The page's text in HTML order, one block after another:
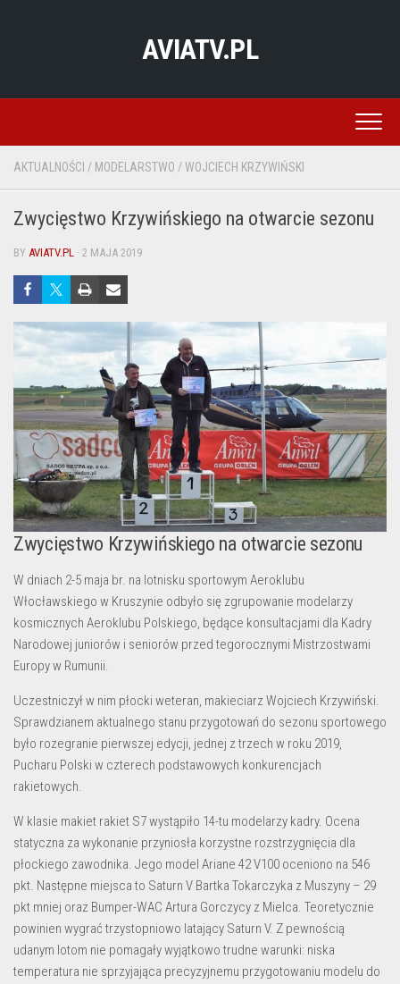
AVIATV.PL
AKTUALNOŚCI / MODELARSTWO /WOJCIECH KRZYWIŃSKI
Zwycięstwo Krzywińskiego na otwarcie sezonu
BY AVIATV.PL · 2 MAJA 2019
Zwycięstwo Krzywińskiego na otwarcie sezonu
W dniach 2-5 maja br. na lotnisku sportowym Aeroklubu
Włocławskiego w Kruszynie odbyło się zgrupowanie modelarzy
kosmicznych Aeroklubu Polskiego, będące konsultacjami dla Kadry
Narodowej juniorów i seniorów przed tegorocznymi Mistrzostwami
Europy w Rumunii.
Uczestniczył w nim płocki weteran, makieciarz Wojciech Krzywiński.
Sprawdzianem aktualnego stanu przygotowań do sezonu sportowego
było rozegranie pierwszej edycji, jednej z trzech w roku 2019,
Pucharu Polski w czterech podstawowych konkurencjach
rakietowych.
W klasie makiet rakiet S7 wystąpiło 14-tu modelarzy kadry. Ocena
statyczna za wykonanie przyniosła korzystne rozstrzygnięcia dla
płockiego zawodnika. Jego model Ariane 42 V100 oceniono na 546
pkt. Następne miejsca to Saturn V Bartka Tokarczyka z Muszyny – 29
pkt mniej oraz Bumper-WAC Artura Gorczycy z Mielca. Teoretycznie
powinien wygrać trzystopniowo latający Saturn V. Z pewnością
udanym lotom nie pomagały wyjątkowo trudne warunki: niska
temperatura nie sprzyjająca precyzyjnemu przygotowaniu modelu do